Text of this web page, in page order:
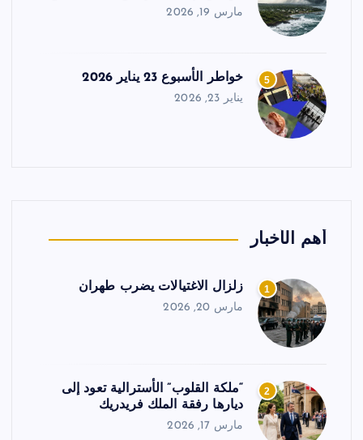
مارس 19, 2026
5 خواطر الأسبوع 23 يناير 2026
يناير 23, 2026
أهم الأخبار
1 زلزال الاغتيالات يضرب طهران
مارس 20, 2026
2
“ملكة القلوب” الأسترالية تعود إلى
ديارها رفقة الملك فريدريك
مارس 17, 2026